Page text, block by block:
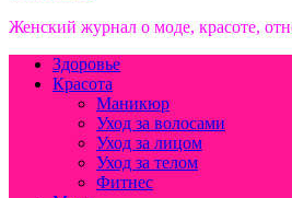
Женский журнал о моде, красоте,
Здоровье
Красота
Маникюр
Уход за волосами
Уход за лицом
Уход за телом
Фитнес